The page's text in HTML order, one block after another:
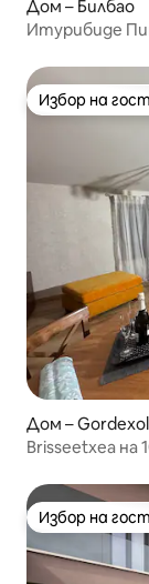
Дом – Билбао
Итурибиде
Избор на
Избор на
Дом –
Brisseetxea
Избор на
Избор на